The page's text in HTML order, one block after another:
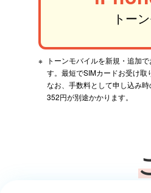
トー
トーンモバイルを新規・追加
す。最短でSIMカードお受け取
なお、手数料として申し込み
352円が別途かかります。